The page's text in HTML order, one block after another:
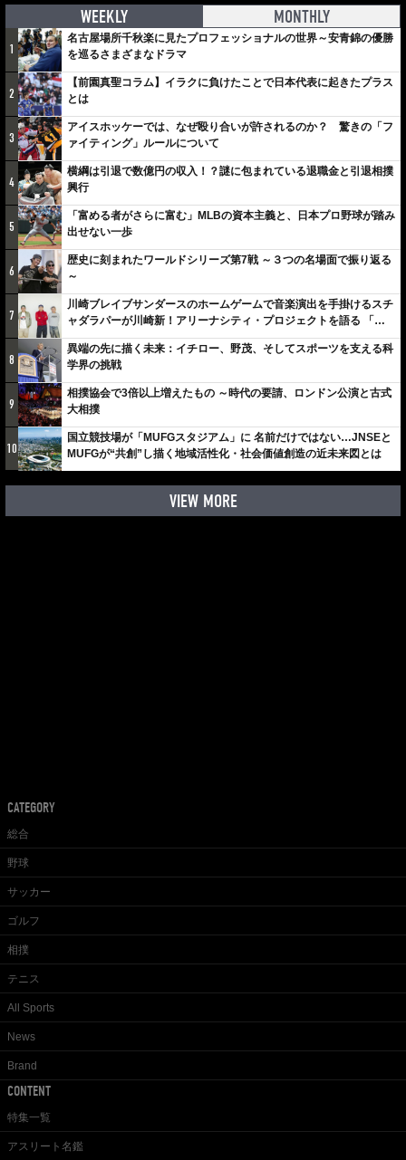
WEEKLY MONTHLY
1
名古屋場所千秋楽に見たプロフェッショナルの世界～安青錦の優勝
を巡るさまざまなドラマ
2
【前園真聖コラム】イラクに負けたことで日本代表に起きたプラス
とは
3
アイスホッケーでは、なぜ殴り合いが許されるのか？ 驚きの「フ
ァイティング」ルールについて
4
横綱は引退で数億円の収入！？謎に包まれている退職金と引退相撲
興行
5
「富める者がさらに富む」MLBの資本主義と、日本プロ野球が踏み
出せない一歩
6
歴史に刻まれたワールドシリーズ第7戦 ～３つの名場面で振り返る
～
7
川崎ブレイブサンダースのホームゲームで音楽演出を手掛けるスチ
ャダラパーが川崎新！アリーナシティ・プロジェクトを語る 「楽
しみでしかないでしょ。川崎は、ずっと成長曲線だから」
8
異端の先に描く未来：イチロー、野茂、そしてスポーツを支える科
学界の挑戦
9
相撲協会で3倍以上増えたもの ～時代の要請、ロンドン公演と古式
大相撲
10
国立競技場が「MUFGスタジアム」に 名前だけではない…JNSEと
MUFGが“共創”し描く地域活性化・社会価値創造の近未来図とは
VIEW MORE
CATEGORY
総合
野球
サッカー
ゴルフ
相撲
テニス
All Sports
News
Brand
CONTENT
特集一覧
アスリート名鑑